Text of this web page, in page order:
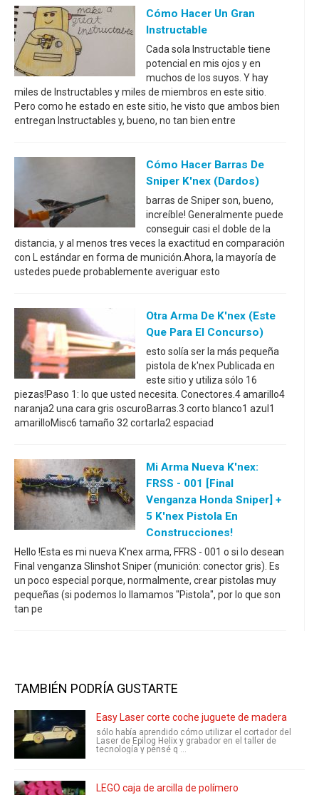
Cómo Hacer Un Gran
Instructable
Cada sola Instructable tiene
potencial en mis ojos y en
muchos de los suyos. Y hay
miles de Instructables y miles de miembros en este sitio.
Pero como he estado en este sitio, he visto que ambos bien
entregan Instructables y, bueno, no tan bien entre
Cómo Hacer Barras De
Sniper K'nex (dardos)
barras de Sniper son, bueno,
increíble! Generalmente puede
conseguir casi el doble de la
distancia, y al menos tres veces la exactitud en comparación
con L estándar en forma de munición.Ahora, la mayoría de
ustedes puede probablemente averiguar esto
Otra Arma De K'nex (este
Que Para El Concurso)
esto solía ser la más pequeña
pistola de k'nex Publicada en
este sitio y utiliza sólo 16
piezas!Paso 1: lo que usted necesita. Conectores.4 amarillo4
naranja2 una cara gris oscuroBarras.3 corto blanco1 azul1
amarilloMisc6 tamaño 32 cortarla2 espaciad
Mi Arma Nueva K'nex:
FRSS - 001 [Final
Venganza Honda Sniper] +
5 K'nex Pistola En
Construcciones!
Hello !Esta es mi nueva K'nex arma, FFRS - 001 o si lo desean
Final venganza Slinshot Sniper (munición: conector gris). Es
un poco especial porque, normalmente, crear pistolas muy
pequeñas (si podemos lo llamamos "Pistola", por lo que son
tan pe
TAMBIÉN PODRÍA GUSTARTE
Easy Laser corte coche juguete de madera
sólo había aprendido cómo utilizar el cortador del
Laser de Epilog Helix y grabador en el taller de
tecnología y pensé q ...
LEGO caja de arcilla de polímero